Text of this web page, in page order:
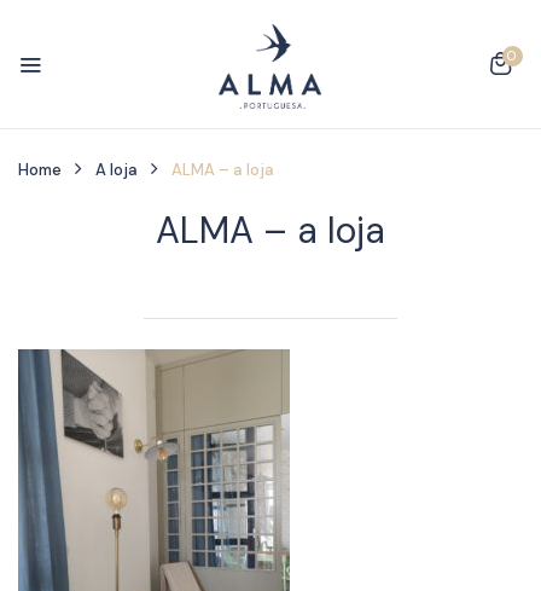
0
Home A loja ALMA – a loja
ALMA – a loja